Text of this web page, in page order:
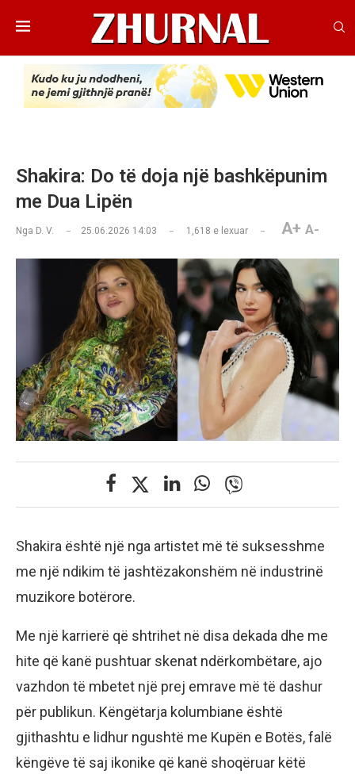
Shakira: Do të doja një bashkëpunim
me Dua Lipën
Nga D. V. 25.06.2026 14:03 1,618 e lexuar A+ A-
Shakira është një nga artistet më të suksesshme
me një ndikim të jashtëzakonshëm në industrinë
muzikore botërore.
Me një karrierë që shtrihet në disa dekada dhe me
hite që kanë pushtuar skenat ndërkombëtare, ajo
vazhdon të mbetet një prej emrave më të dashur
për publikun. Këngëtarja kolumbiane është
gjithashtu e lidhur ngushtë me Kupën e Botës, falë
këngëve të saj ikonike që kanë shoqëruar këtë